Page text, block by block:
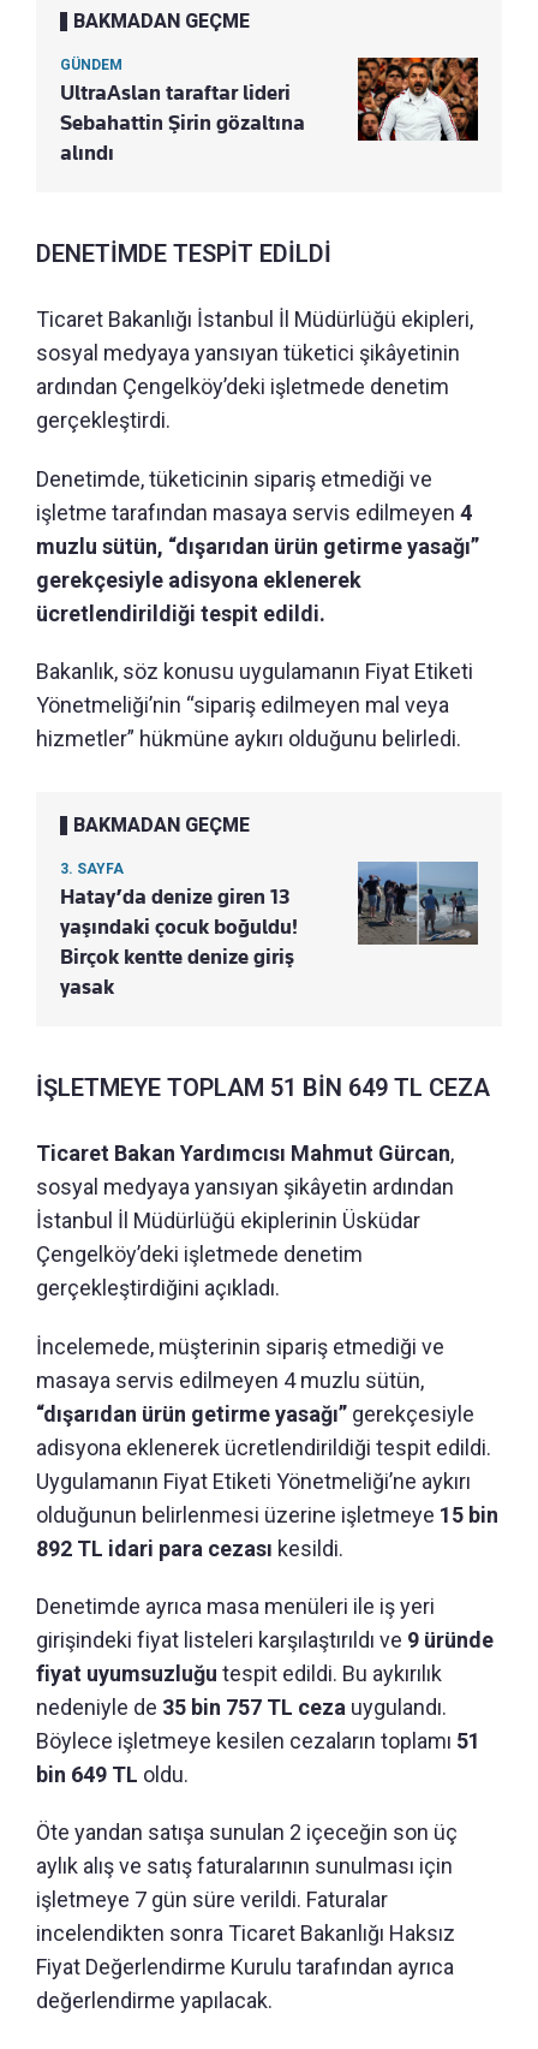
BAKMADAN GEÇME
GÜNDEM
UltraAslan taraftar lideri
Sebahattin Şirin gözaltına
alındı
DENETİMDE TESPİT EDİLDİ
Ticaret Bakanlığı İstanbul İl Müdürlüğü ekipleri,
sosyal medyaya yansıyan tüketici şikâyetinin
ardından Çengelköy’deki işletmede denetim
gerçekleştirdi.
Denetimde, tüketicinin sipariş etmediği ve
işletme tarafından masaya servis edilmeyen 4
muzlu sütün, “dışarıdan ürün getirme yasağı”
gerekçesiyle adisyona eklenerek
ücretlendirildiği tespit edildi.
Bakanlık, söz konusu uygulamanın Fiyat Etiketi
Yönetmeliği’nin “sipariş edilmeyen mal veya
hizmetler” hükmüne aykırı olduğunu belirledi.
BAKMADAN GEÇME
3. SAYFA
Hatay’da denize giren 13
yaşındaki çocuk boğuldu!
Birçok kentte denize giriş
yasak
İŞLETMEYE TOPLAM 51 BİN 649 TL CEZA
Ticaret Bakan Yardımcısı Mahmut Gürcan,
sosyal medyaya yansıyan şikâyetin ardından
İstanbul İl Müdürlüğü ekiplerinin Üsküdar
Çengelköy’deki işletmede denetim
gerçekleştirdiğini açıkladı.
İncelemede, müşterinin sipariş etmediği ve
masaya servis edilmeyen 4 muzlu sütün,
“dışarıdan ürün getirme yasağı” gerekçesiyle
adisyona eklenerek ücretlendirildiği tespit edildi.
Uygulamanın Fiyat Etiketi Yönetmeliği’ne aykırı
olduğunun belirlenmesi üzerine işletmeye 15 bin
892 TL idari para cezası kesildi.
Denetimde ayrıca masa menüleri ile iş yeri
girişindeki fiyat listeleri karşılaştırıldı ve 9 üründe
fiyat uyumsuzluğu tespit edildi. Bu aykırılık
nedeniyle de 35 bin 757 TL ceza uygulandı.
Böylece işletmeye kesilen cezaların toplamı 51
bin 649 TL oldu.
Öte yandan satışa sunulan 2 içeceğin son üç
aylık alış ve satış faturalarının sunulması için
işletmeye 7 gün süre verildi. Faturalar
incelendikten sonra Ticaret Bakanlığı Haksız
Fiyat Değerlendirme Kurulu tarafından ayrıca
değerlendirme yapılacak.